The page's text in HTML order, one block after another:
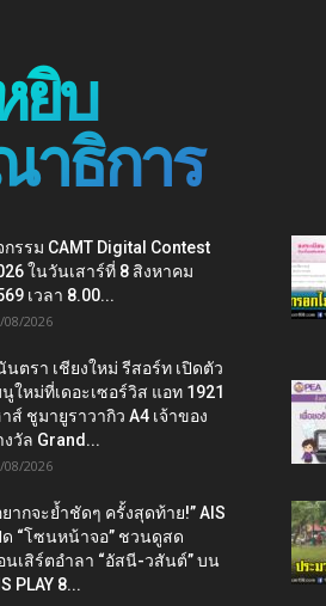
ยิบ
าธิการ
กรรม CAMT Digital Contest
ในวันเสาร์ที่ 8 สิงหาคม
เวลา 8.00...
08/2026
นตรา เชียงใหม่ รีสอร์ท เปิดตัว
นูใหม่ที่เดอะเซอร์วิส แอท 1921
าส์ ชูมายูราวากิว A4 เจ้าของ
งวัล Grand...
08/2026
ยากจะย้ำชัดๆ ครั้งสุดท้าย!” AIS
ด “โซนหน้าจอ” ชวนดูสด
นเสิร์ตอำลา “อัสนี-วสันต์” บน
PLAY 8...